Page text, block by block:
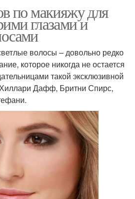
по макияжу для
глазами и
волосы – довольно редко
которое никогда не остается
такой эксклюзивной
Дафф, Бритни Спирс,